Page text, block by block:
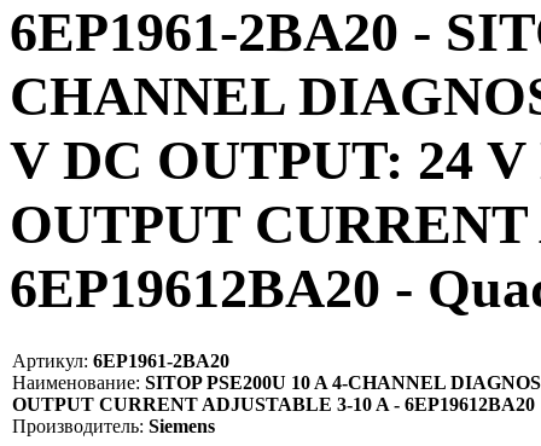
6EP1961-2BA20 -
CHANNEL
V DC OUTPUT: 24
OUTPUT
6EP19612BA20 -
Артикул: 6EP1961-2BA20
Наименование: SITOP PSE200U 10 A 4-CHANNEL
OUTPUT CURRENT ADJUSTABLE 3-10 A - 6EP19612BA20
Производитель: Siemens